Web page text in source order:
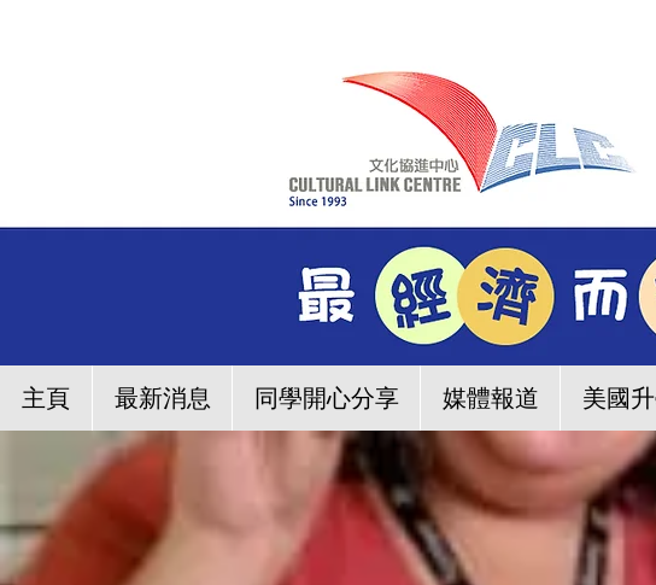
主頁 最新消息 同學開心分享 媒體報道 美國